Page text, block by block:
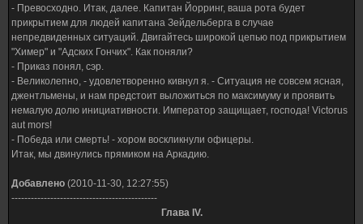
- Превосходно. Итак, далее. Капитан Йорринг, ваша рота будет
прикрытием для людей капитана Зейдельберга в случае
непредвиденных ситуаций. Двигайтесь широкой цепью под прикрытием
"Химер" и "Адских Гончих". Как поняли?
- Приказ понял, сэр.
- Великолепно, - удовлетворенно кивнул я. - Ситуация не совсем ясная,
джентльмены, и нам предстоит выложиться по максимуму и проявить
немалую долю инициативности. Император защищает, господа! Victorus
aut mors!
- Победа или смерть! - хором воскликнули офицеры.
Итак, мы двинулись прямиком на Аркадию.
Добавлено (2010-11-30, 12:27:55)
---------------------------------------------
Глава IV.